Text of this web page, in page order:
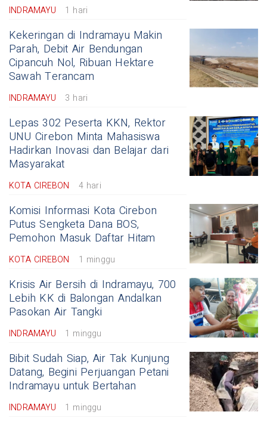
INDRAMAYU 1 hari
Kekeringan di Indramayu Makin
Parah, Debit Air Bendungan
Cipancuh Nol, Ribuan Hektare
Sawah Terancam
INDRAMAYU 3 hari
Lepas 302 Peserta KKN, Rektor
UNU Cirebon Minta Mahasiswa
Hadirkan Inovasi dan Belajar dari
Masyarakat
KOTA CIREBON 4 hari
Komisi Informasi Kota Cirebon
Putus Sengketa Dana BOS,
Pemohon Masuk Daftar Hitam
KOTA CIREBON 1 minggu
Krisis Air Bersih di Indramayu, 700
Lebih KK di Balongan Andalkan
Pasokan Air Tangki
INDRAMAYU 1 minggu
Bibit Sudah Siap, Air Tak Kunjung
Datang, Begini Perjuangan Petani
Indramayu untuk Bertahan
INDRAMAYU 1 minggu